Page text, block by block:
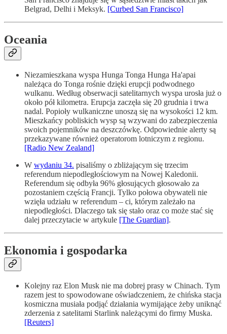
Belgrad, Delhi i Meksyk. [Curbed San Francisco]
Oceania
Niezamieszkana wyspa Hunga Tonga Hunga Ha'apai
należąca do Tonga rośnie dzięki erupcji podwodnego
wulkanu. Według obserwacji satelitarnych wyspa urosła już o
około pół kilometra. Erupcja zaczęła się 20 grudnia i trwa
nadal. Popioły wulkaniczne unoszą się na wysokości 12 km.
Mieszkańcy pobliskich wysp są wzywani do zabezpieczenia
swoich pojemników na deszczówkę. Odpowiednie alerty są
przekazywane również operatorom lotniczym z regionu.
[Radio New Zealand]
W wydaniu 34. pisaliśmy o zbliżającym się trzecim
referendum niepodległościowym na Nowej Kaledonii.
Referendum się odbyła 96% głosujących głosowało za
pozostaniem częścią Francji. Tylko połowa obywateli nie
wzięła udziału w referendum – ci, którym zależało na
niepodległości. Dlaczego tak się stało oraz co może stać się
dalej przeczytacie w artykule [The Guardian].
Ekonomia i gospodarka
Kolejny raz Elon Musk nie ma dobrej prasy w Chinach. Tym
razem jest to spowodowane oświadczeniem, że chińska stacja
kosmiczna musiała podjąć działania wymijające żeby uniknąć
zderzenia z satelitami Starlink należącymi do firmy Muska.
[Reuters]